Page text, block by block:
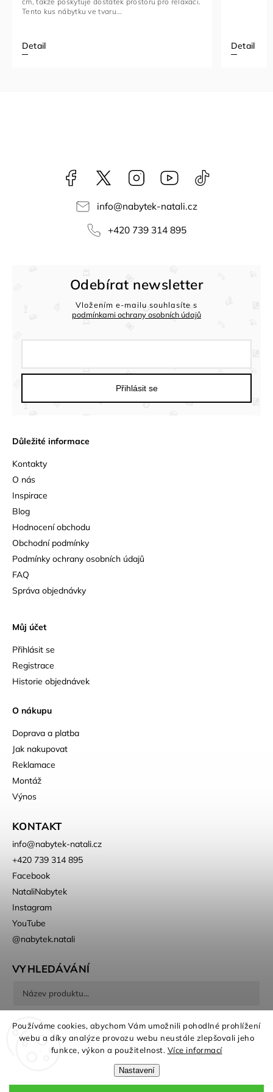
Používáme cookies, abychom Vám umožnili pohodlné prohlížení
webu a díky analýze provozu webu neustále zlepšovali jeho
funkce, výkon a použitelnost. Více informací
Nastavení
Detail Detail
Facebook NataliNabytek
Instagram YouTube
info@nabytek-natali.cz
+420 739 314 895
Důležité informace
Kontakty
O nás
Inspirace
Blog
Hodnocení obchodu
Obchodní podmínky
Podmínky ochrany osobních údajů
FAQ
Správa objednávky
Můj účet
Přihlásit se
Registrace
Historie objednávek
O nákupu
Doprava a platba
Jak nakupovat
Reklamace
Montáž
Výnos
KONTAKT
info@nabytek-natali.cz
+420 739 314 895
Facebook
NataliNabytek
Instagram
YouTube
@nabytek.natali
Odebírat newsletter
Vložením e-mailu souhlasíte s
podmínkami ochrany osobních údajů
Přihlásit se
VYHLEDÁVÁNÍ
Hledat